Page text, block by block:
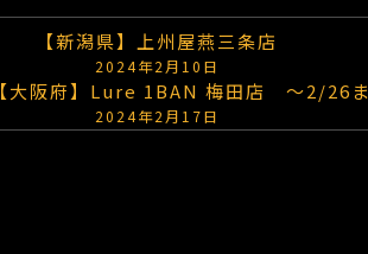
【新潟県】上州屋燕三条店
2024年2月10日
【大阪府】Lure 1BAN 梅田店 ～2/26
2024年2月17日